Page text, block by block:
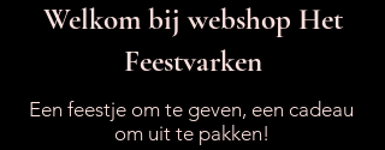
Welkom bij webshop Het
Feestvarken
Een feestje om te geven, een cadeau
om uit te pakken!